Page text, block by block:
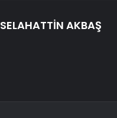
SELAHATTİN AKBAŞ